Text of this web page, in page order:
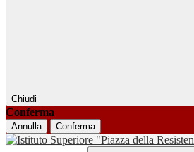
Chiudi
Conferma
Annulla Conferma